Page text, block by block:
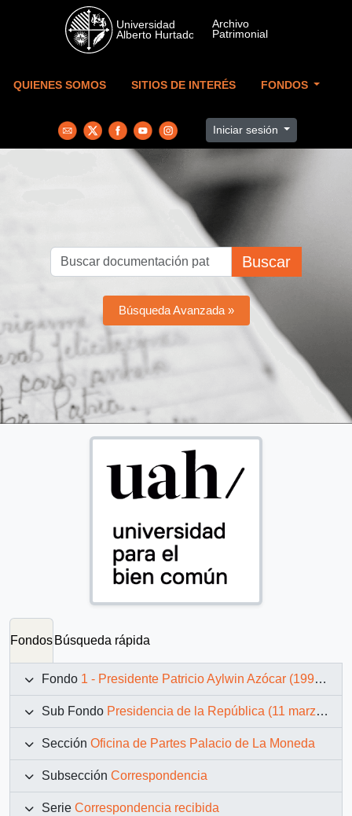
Skip to main content
QUIENES SOMOS SITIOS DE INTERÉS FONDOS
Iniciar sesión
Buscar
Búsqueda Avanzada »
Fondos Búsqueda rápida
Fondo 1 - Presidente Patricio Aylwin Azócar (1990-1994)
Sub Fondo Presidencia de la República (11 marzo 1990 – 11 marzo 1994)
Sección Oficina de Partes Palacio de La Moneda
Subsección Correspondencia
Serie Correspondencia recibida